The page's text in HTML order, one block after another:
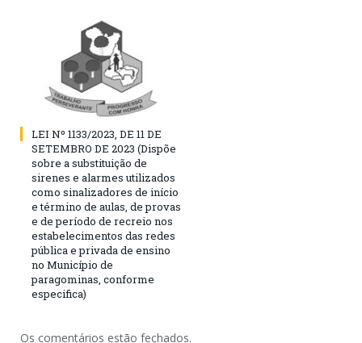
LEI Nº 1133/2023, DE 11 DE
SETEMBRO DE 2023 (Dispõe
sobre a substituição de
sirenes e alarmes utilizados
como sinalizadores de início
e término de aulas, de provas
e de período de recreio nos
estabelecimentos das redes
pública e privada de ensino
no Município de
paragominas, conforme
especifica)
Os comentários estão fechados.